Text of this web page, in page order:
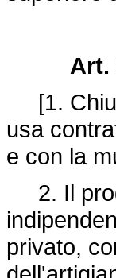
Art.
[1.
usa
e con la
2. Il
privato,